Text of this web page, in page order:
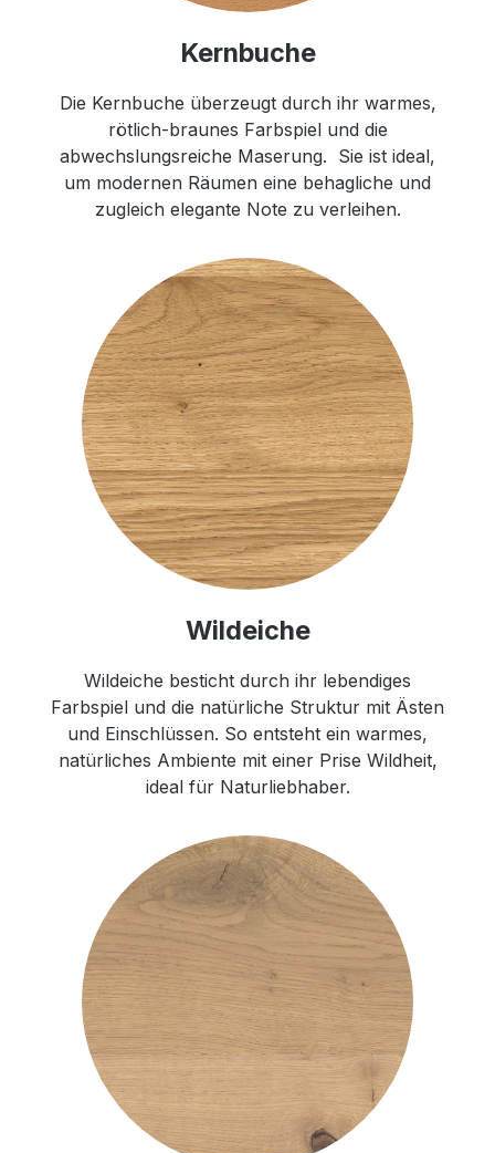
Kernbuche
Die Kernbuche überzeugt durch ihr warmes,
rötlich-braunes Farbspiel und die
abwechslungsreiche Maserung. Sie ist ideal,
um modernen Räumen eine behagliche und
zugleich elegante Note zu verleihen.
Wildeiche
Wildeiche besticht durch ihr lebendiges
Farbspiel und die natürliche Struktur mit Ästen
und Einschlüssen. So entsteht ein warmes,
natürliches Ambiente mit einer Prise Wildheit,
ideal für Naturliebhaber.